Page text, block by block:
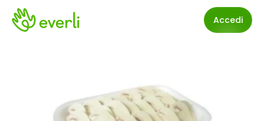
Accedi